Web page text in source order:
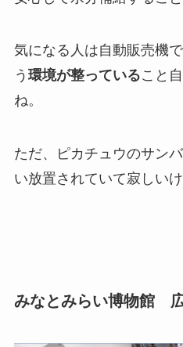
気になる人は自動販売機
う 環境が整っていること
ね。
ただ、ピカチュウのサン
い放置されていて寂しい
みなとみらい博物館